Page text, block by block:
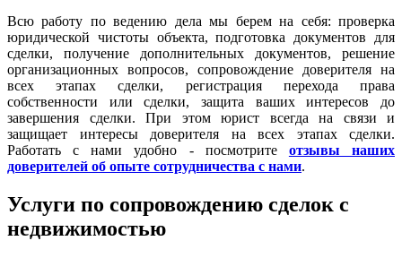
Всю работу по ведению дела мы берем на себя: проверка
юридической чистоты объекта, подготовка документов для
сделки, получение дополнительных документов, решение
организационных вопросов, сопровождение доверителя на
всех этапах сделки, регистрация перехода права
собственности или сделки, защита ваших интересов до
завершения сделки. При этом юрист всегда на связи и
защищает интересы доверителя на всех этапах сделки.
Работать с нами удобно - посмотрите отзывы наших
доверителей об опыте сотрудничества с нами.
Услуги по сопровождению сделок с
недвижимостью